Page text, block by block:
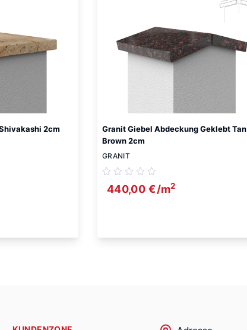
2cm
Granit Giebel Abdeckung Geklebt Tan
Brown 2cm
GRANIT
440,00 €/m2